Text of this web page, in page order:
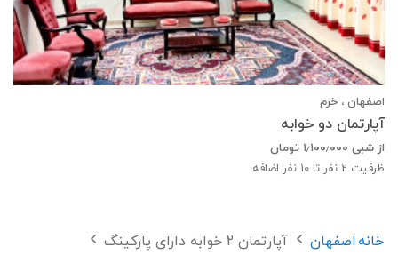
اصفهان ، خرم
آپارتمان دو خوابه
از شبی ۱٫۱۰۰٫۰۰۰ تومان
ظرفیت 2 نفر تا 10 نفر اضافه
خانه اصفهان آپارتمان 2 خوابه دارای پارکینگ